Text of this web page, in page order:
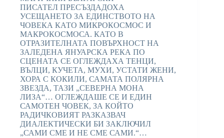
ПИСАТЕЛ ПРЕСЪЗДАДОХА
УСЕЩАНЕТО ЗА ЕДИНСТВОТО НА
ЧОВЕКА КАТО МИКРОКОСМОС И
МАКРОКОСМОСА. КАТО В
ОТРАЗИТЕЛНАТА ПОВЪРХНОСТ НА
ЗАЛЕДЕНА ЯНУАРСКА РЕКА ПО
СЦЕНАТА СЕ ОГЛЕЖДАХА ТЕНЦИ,
ВЪЛЦИ, КУЧЕТА, МУХИ, УСТАТИ ЖЕНИ,
ХОРА С КОКИЛИ, САМАТА ПОЛЯРНА
ЗВЕЗДА, ТАЗИ „СЕВЕРНА МОНА
ЛИЗА“… ОГЛЕЖДАШЕ СЕ И ЕДИН
САМОТЕН ЧОВЕК, ЗА КОЙТО
РАДИЧКОВИЯТ РАЗКАЗВАЧ
ДИАЛЕКТИЧЕСКИ БИ ЗАКЛЮЧИЛ
„САМИ СМЕ И НЕ СМЕ САМИ.“…